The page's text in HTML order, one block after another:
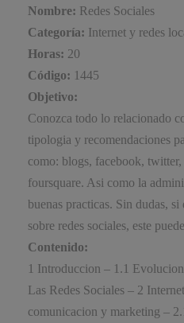
Nombre: Redes Sociales
Categoría: Internet y redes
Horas: 20
Código: 1445
Objetivo:
Conozca todo lo relacionado
tipologia y recomendaciones
como: blogs, facebook,
foursquare. Asi como la
buenas practicas. Sin dudas, si
sobre redes sociales, este
Contenido:
1 Introduccion – 1.1
Las Redes Sociales – 2
comunicacion y marketing –